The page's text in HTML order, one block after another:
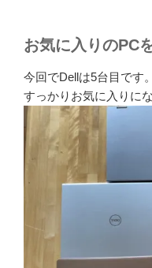
お気に入りのPC
今回でDellは5台目です。
すっかりお気に入りに